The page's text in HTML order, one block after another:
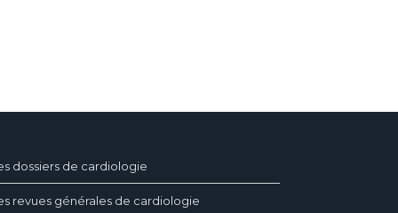
dossiers de cardiologie
revues générales de cardiologie